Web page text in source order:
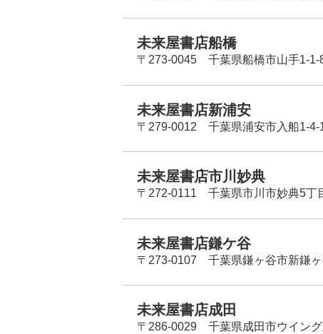
未来屋書店船橋
〒273-0045 千葉県船橋市山手1-1-
未来屋書店新浦安
〒279-0012 千葉県浦安市入船1-4-
未来屋書店市川妙典
〒272-0111 千葉県市川市妙典5丁
未来屋書店鎌ケ谷
〒273-0107 千葉県鎌ヶ谷市新鎌ヶ
未来屋書店成田
〒286-0029 千葉県成田市ウイン